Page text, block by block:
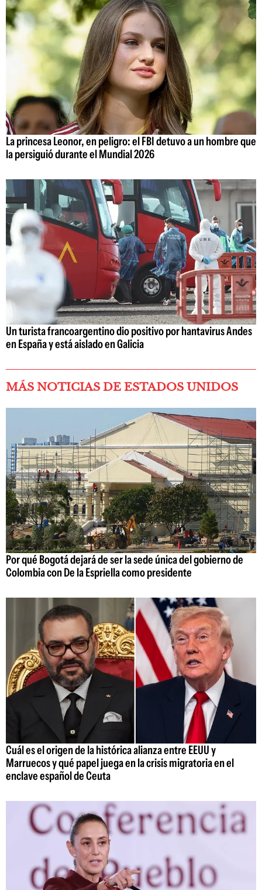
La princesa Leonor, en peligro: el FBI detuvo a un hombre que
la persiguió durante el Mundial 2026
Un turista francoargentino dio positivo por hantavirus Andes
en España y está aislado en Galicia
MÁS NOTICIAS DE ESTADOS UNIDOS
Por qué Bogotá dejará de ser la sede única del gobierno de
Colombia con De la Espriella como presidente
Cuál es el origen de la histórica alianza entre EEUU y
Marruecos y qué papel juega en la crisis migratoria en el
enclave español de Ceuta